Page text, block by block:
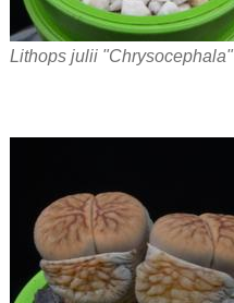
Lithops julii "Chrysocephala"